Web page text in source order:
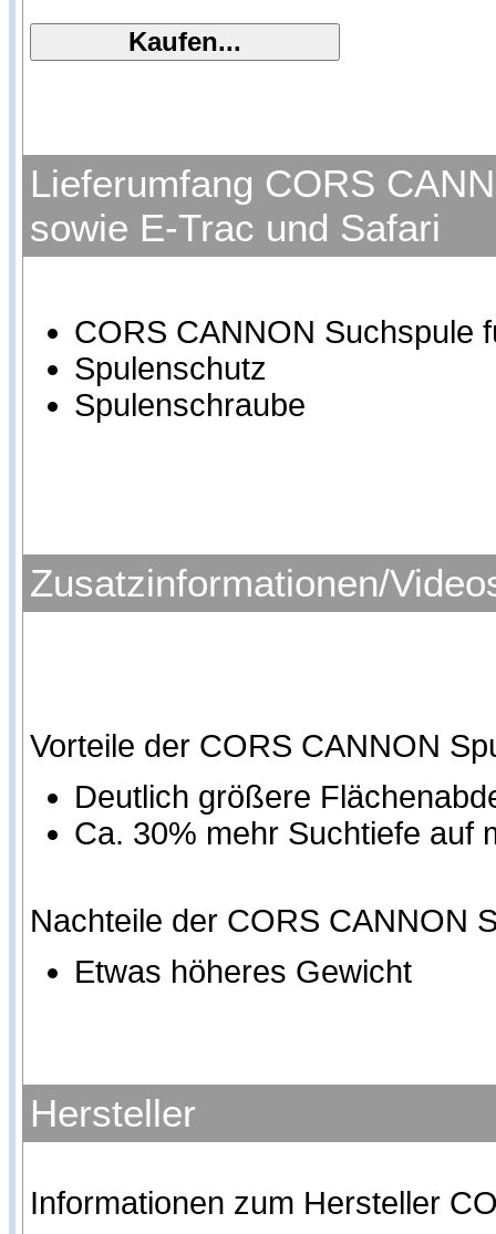
Lieferumfang CORS
sowie E-Trac und Safari
CORS CANNON Suchspule
Spulenschutz
Spulenschraube
Zusatzinformationen/
Vorteile der CORS CANNON
Deutlich größere
Ca. 30% mehr Suchtiefe auf
Nachteile der CORS CANNON
Etwas höheres Gewicht
Hersteller
Informationen zum Hersteller